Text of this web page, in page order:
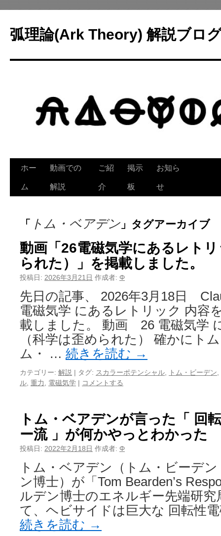
テ
ン
へ
弧理論(Ark Theory) 解説ブロ
ホー
ム
動画での
解説
ご紹
介
掲示
板
お知ら
せ
「 トム・ベアデン 」タグアーカイブ
動画「26電磁気学にあるレト
られた）」を掲載しました。
投稿日: 2026年3月21日 作成者: Φ
先日の記事、 2026年3月18日
電磁気学 にあるレトリック 内容
載しました。 動画 26 電磁気学
（科学は歪められた） 確かにト
ム・ … 続きを読む →
カテゴリー: 解説 | タグ: スカラーポテンシャル トム・ビーデン
ル 重力 電磁気学 | コメントする
トム・ベアデンが言った「 回
ー流 」が何かやっとわかった
投稿日: 2022年2月18日 作成者: Φ
トム・ベアデン（トム・ビーデ
ン博士）が「Tom Bearden’s
ルデン博士のエネルギー先端研
て、ヘビサイドは巨大な 回転性
続きを読む →